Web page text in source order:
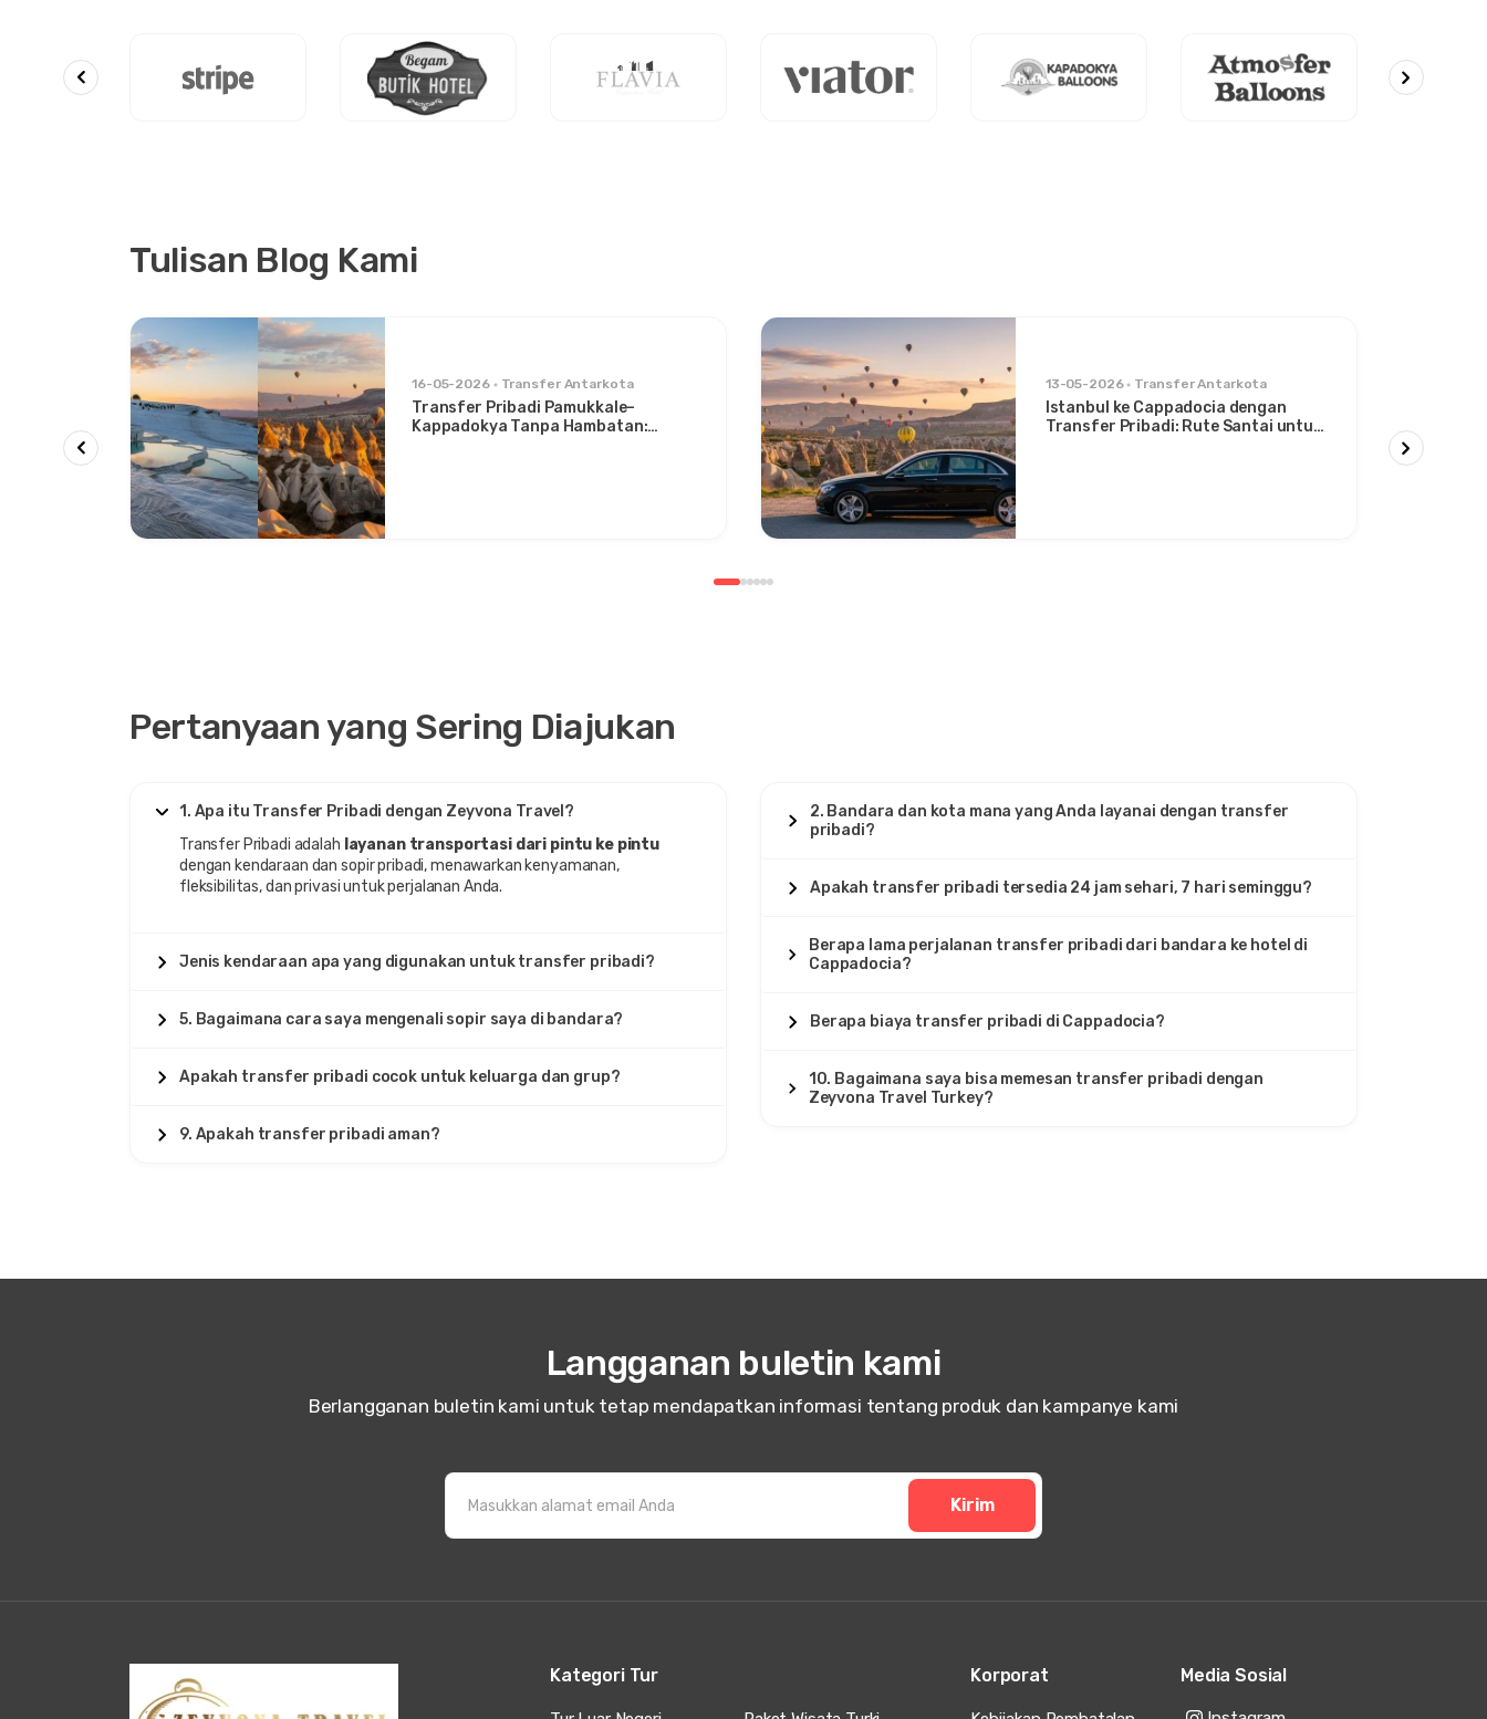
Tulisan Blog Kami
16-05-2026 Transfer Antarkota
Transfer Pribadi Pamukkale–
Kappadokya Tanpa Hambatan:
13-05-2026 Transfer Antarkota
Istanbul ke Cappadocia dengan
Transfer Pribadi: Rute Santai untuk
Pertanyaan yang Sering Diajukan
1. Apa itu Transfer Pribadi dengan Zeyvona Travel?
Transfer Pribadi adalah layanan transportasi dari pintu ke pintu
dengan kendaraan dan sopir pribadi, menawarkan kenyamanan,
fleksibilitas, dan privasi untuk perjalanan Anda.
Jenis kendaraan apa yang digunakan untuk transfer pribadi?
5. Bagaimana cara saya mengenali sopir saya di bandara?
Apakah transfer pribadi cocok untuk keluarga dan grup?
9. Apakah transfer pribadi aman?
2. Bandara dan kota mana yang Anda layanai dengan transfer
pribadi?
Apakah transfer pribadi tersedia 24 jam sehari, 7 hari seminggu?
Berapa lama perjalanan transfer pribadi dari bandara ke hotel di
Cappadocia?
Berapa biaya transfer pribadi di Cappadocia?
10. Bagaimana saya bisa memesan transfer pribadi dengan
Zeyvona Travel Turkey?
Langganan buletin kami
Berlangganan buletin kami untuk tetap mendapatkan informasi tentang produk dan kampanye kami
Kirim
Kategori Tur Korporat Media Sosial